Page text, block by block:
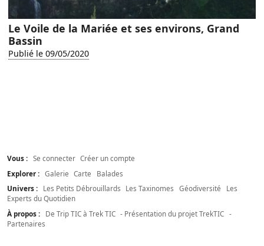
Le Voile de la Mariée et ses environs, Grand
Bassin
Publié le 09/05/2020
Vous : Se connecter Créer un compte
Explorer : Galerie Carte
Balades
Univers :
Les Petits Débrouillards Les Taxinomes Géodiversité
Les
Experts du Quotidien
À propos :
De Trip TIC à Trek TIC - Présentation du projet TrekTIC -
Partenaires